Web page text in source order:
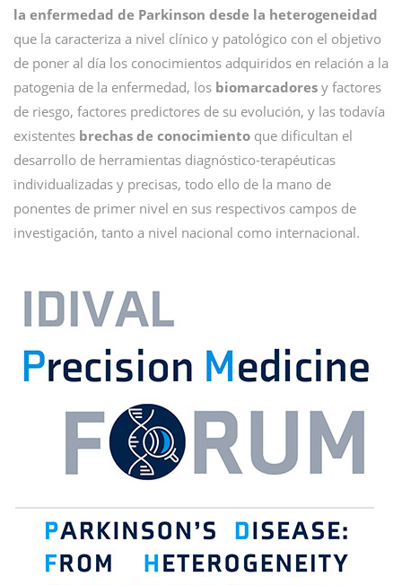
la enfermedad de Parkinson desde la heterogeneidad
que la caracteriza a nivel clínico y patológico con el objetivo
de poner al día los conocimientos adquiridos en relación a la
patogenia de la enfermedad, los biomarcadores y factores
de riesgo, factores predictores de su evolución, y las todavía
existentes brechas de conocimiento que dificultan el
desarrollo de herramientas diagnóstico-terapéuticas
individualizadas y precisas, todo ello de la mano de
ponentes de primer nivel en sus respectivos campos de
investigación, tanto a nivel nacional como internacional.